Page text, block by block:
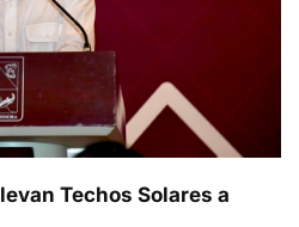
Techos Solares a